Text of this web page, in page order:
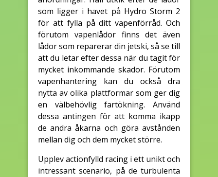
som ligger i havet på Hydro Storm 2
för att fylla på ditt vapenförråd. Och
förutom vapenlådor finns det även
lådor som reparerar din jetski, så se till
att du letar efter dessa när du tagit för
mycket inkommande skador. Förutom
vapenhantering kan du också dra
nytta av olika plattformar som ger dig
en välbehövlig fartökning. Använd
dessa antingen för att komma ikapp
de andra åkarna och göra avstånden
mellan dig och dem mycket större.
Upplev actionfylld racing i ett unikt och
intressant scenario, på de turbulenta